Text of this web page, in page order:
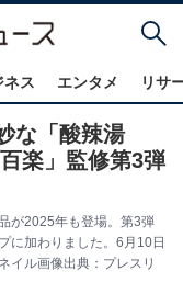
ネス エンタメ リサ
な「酸辣湯
楽」監修第3弾
が2025年も登場。第3弾
に加わりました。6月10日
イル画像出典：プレスリ